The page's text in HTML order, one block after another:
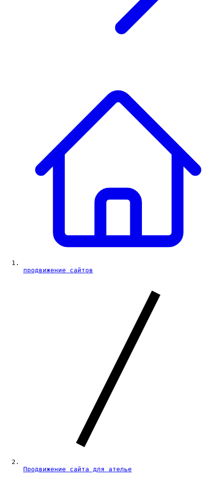
продвижение сайтов
Продвижение сайта для ателье